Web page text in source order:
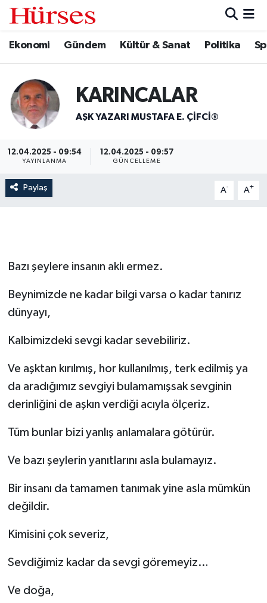
Ekonomi Gündem Kültür & Sanat Politika
KARINCALAR
AŞK YAZARI MUSTAFA E. ÇIFCI®
12.04.2025 - 09:54
YAYINLANMA
12.04.2025 - 09:57
GÜNCELLEME
Paylaş A- A+
Bazı şeylere insanın aklı ermez.
Beynimizde ne kadar bilgi varsa o kadar tanırız
dünyayı,
Kalbimizdeki sevgi kadar sevebiliriz.
Ve aşktan kırılmış, hor kullanılmış, terk edilmiş ya
da aradığımız sevgiyi bulamamışsak sevginin
derinliğini de aşkın verdiği acıyla ölçeriz.
Tüm bunlar bizi yanlış anlamalara götürür.
Ve bazı şeylerin yanıtlarını asla bulamayız.
Bir insanı da tamamen tanımak yine asla mümkün
değildir.
Kimisini çok severiz,
Sevdiğimiz kadar da sevgi göremeyiz…
Ve doğa,
Ekonomi
Kültür & Sanat
Turizm
Hava Durumu
Süper Lig Puan Durumu ve Fikstür
Son Dakika Haberleri
Haber Arşivi